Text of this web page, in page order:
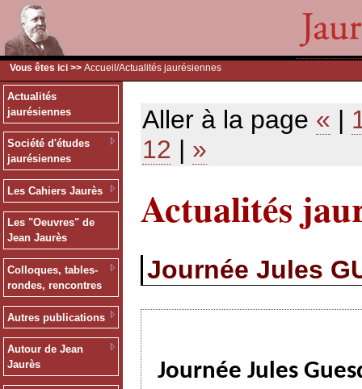
Vous êtes ici >> Accueil /Actualités jaurésiennes
Actualités
jaurésiennes
Société d'études
jaurésiennes
Les Cahiers Jaurès
Les "Oeuvres" de
Jean Jaurès
Colloques, tables-
rondes, rencontres
Autres publications
Autour de Jean
Jaurès
Aller à la page « |
12 | »
Actualités
Journée Jules
Journée Jules